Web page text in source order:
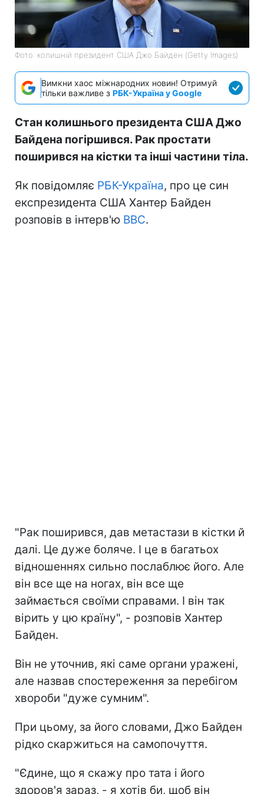
Фото: колишній президент США Джо Байден (Getty Images)
Вимкни хаос міжнародних новин! Отримуй
тільки важливе з РБК-Україна у Google
Стан колишнього президента США Джо
Байдена погіршився. Рак простати
поширився на кістки та інші частини тіла.
Як повідомляє РБК-Україна, про це син
експрезидента США Хантер Байден
розповів в інтерв'ю BBC.
"Рак поширився, дав метастази в кістки й
далі. Це дуже боляче. І це в багатьох
відношеннях сильно послаблює його. Але
він все ще на ногах, він все ще
займається своїми справами. І він так
вірить у цю країну", - розповів Хантер
Байден.
Він не уточнив, які саме органи уражені,
але назвав спостереження за перебігом
хвороби "дуже сумним".
При цьому, за його словами, Джо Байден
рідко скаржиться на самопочуття.
"Єдине, що я скажу про тата і його
здоров'я зараз, - я хотів би, щоб він